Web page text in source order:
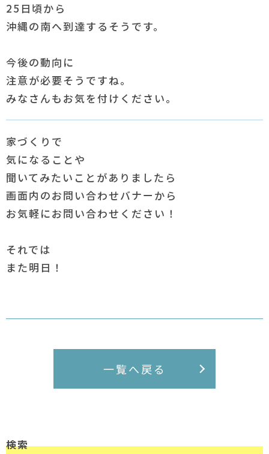
25日頃から
沖縄の南へ到達するそうです。
今後の動向に
注意が必要そうですね。
みなさんもお気を付けください。
家づくりで
気になることや
聞いてみたいことがありましたら
画面内のお問い合わせバナーから
お気軽にお問い合わせください！
それでは
また明日！
一覧へ戻る
検索